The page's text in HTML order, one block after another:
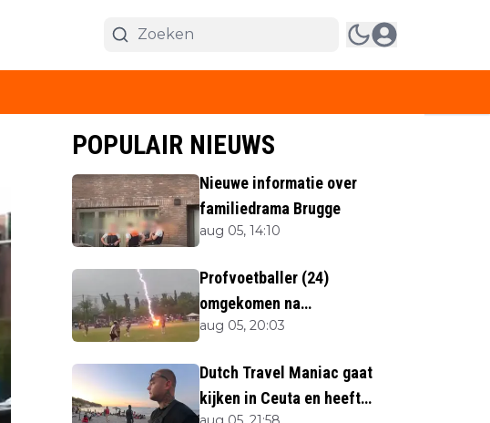
POPULAIR NIEUWS
Nieuwe informatie over
familiedrama Brugge
aug 05, 14:10
Profvoetballer (24)
omgekomen na
blikseminslag tijdens
aug 05, 20:03
Dutch Travel Maniac gaat
kijken in Ceuta en heeft